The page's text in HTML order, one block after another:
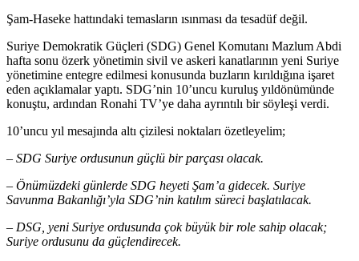
Şam-Haseke hattındaki temasların ısınması da tesadüf değil.
Suriye Demokratik Güçleri (SDG) Genel Komutanı Mazlum Abdi
hafta sonu özerk yönetimin sivil ve askeri kanatlarının yeni Suriye
yönetimine entegre edilmesi konusunda buzların kırıldığına işaret
eden açıklamalar yaptı. SDG’nin 10’uncu kuruluş yıldönümünde
konuştu, ardından Ronahi TV’ye daha ayrıntılı bir söyleşi verdi.
10’uncu yıl mesajında altı çizilesi noktaları özetleyelim;
– SDG Suriye ordusunun güçlü bir parçası olacak.
– Önümüzdeki günlerde SDG heyeti Şam’a gidecek. Suriye
Savunma Bakanlığı’yla SDG’nin katılım süreci başlatılacak.
– DSG, yeni Suriye ordusunda çok büyük bir role sahip olacak;
Suriye ordusunu da güçlendirecek.